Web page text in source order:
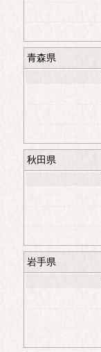
青森県
秋田県
岩手県